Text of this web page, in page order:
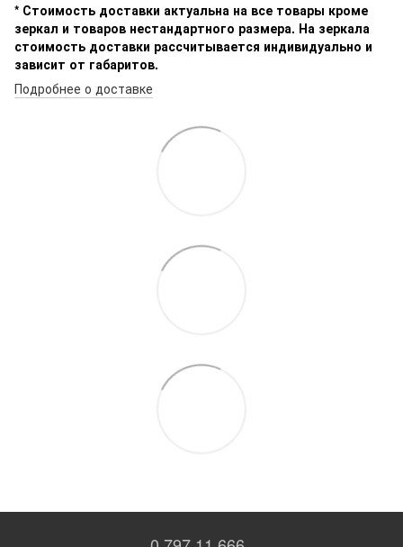
* Стоимость доставки актуальна на все товары кроме
зеркал и товаров нестандартного размера. На зеркала
стоимость доставки рассчитывается индивидуально и
зависит от габаритов.
Подробнее о доставке